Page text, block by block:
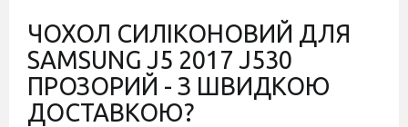
ЧОХОЛ СИЛІКОНОВИЙ ДЛЯ
SAMSUNG J5 2017 J530
ПРОЗОРИЙ - З ШВИДКОЮ
ДОСТАВКОЮ?